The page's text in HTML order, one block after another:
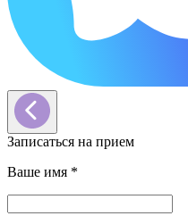
Записаться на прием
Ваше имя *